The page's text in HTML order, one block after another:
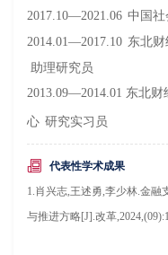
2017.10—2021.06 中国
2014.01—2017.10 东北
助理研究员
2013.09—2014.01 东北财
心 研究实习员
代表性学术成果
1.肖兴志,王述勇,李少林.金
与推进方略[J].改革